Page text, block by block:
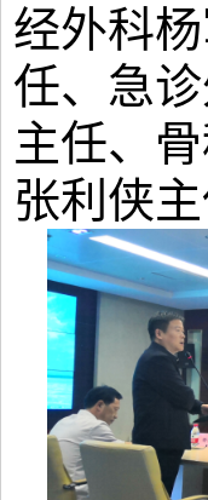
经外科
任、急
主任、
张利侠